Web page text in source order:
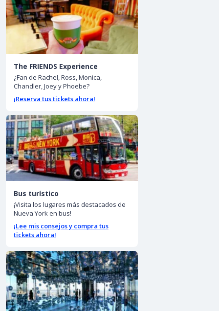
The FRIENDS Experience
¿Fan de Rachel, Ross, Monica,
Chandler, Joey y Phoebe?
¡Reserva tus tickets ahora!
Bus turístico
¡Visita los lugares más destacados de
Nueva York en bus!
¡Lee mis consejos y compra tus
tickets ahora!